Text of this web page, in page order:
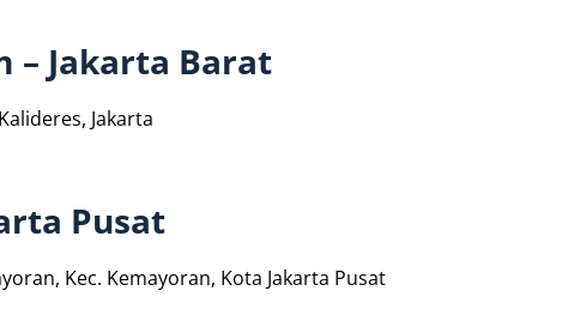
– Jakarta Barat
Jakarta
Pusat
Kec. Kemayoran, Kota Jakarta Pusat